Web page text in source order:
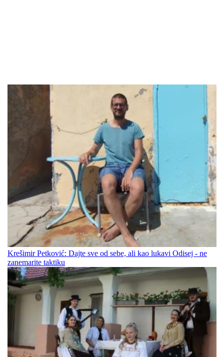
Krešimir Petković: Dajte sve od sebe, ali kao lukavi Odisej - ne
zanemarite taktiku